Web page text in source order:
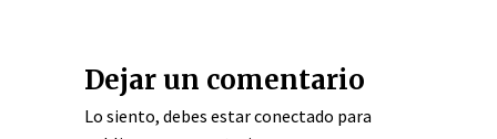
Dejar un comentario
Lo siento, debes estarconectado para